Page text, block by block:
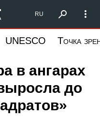
Северо-Запад
RU
UNESCO Точка
в ангарах
до